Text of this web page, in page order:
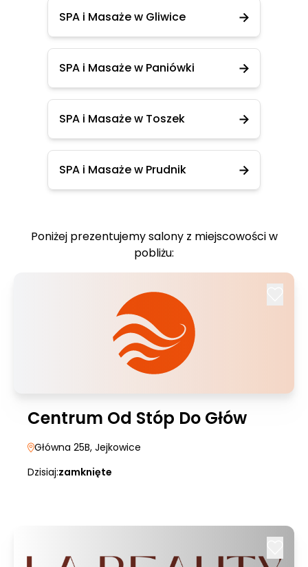
SPA i Masaże w Gliwice
SPA i Masaże w Paniówki
SPA i Masaże w Toszek
SPA i Masaże w Prudnik
Poniżej prezentujemy salony z miejscowości w
pobliżu:
Centrum Od Stóp Do Głów
Główna 25B, Jejkowice
Dzisiaj:zamknięte